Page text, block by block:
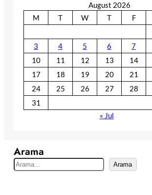
August 2026
M
T W T F
3
4 5 6 7
10
11 12 13 14
17
18 19 20 21
24
25 26 27 28
31
« Jul
Arama
e
Arama